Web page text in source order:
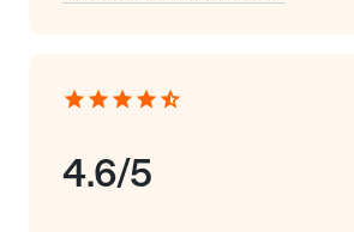
4.6/5